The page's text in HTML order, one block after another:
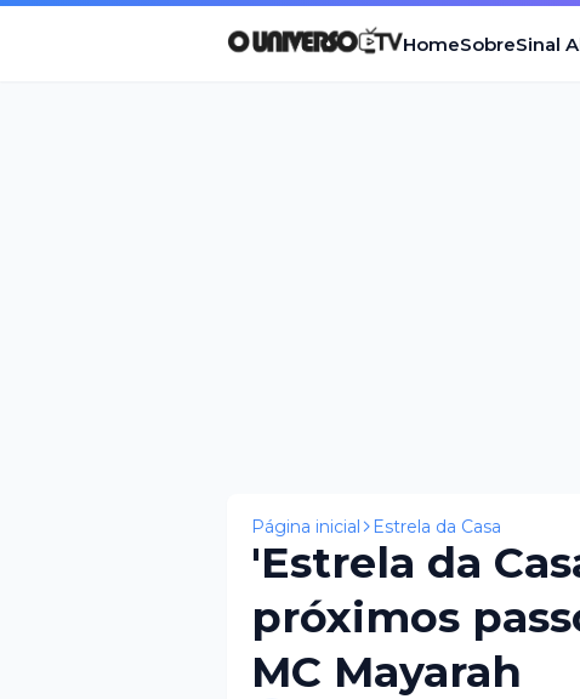
HomeSobreSinal
Página inicial Estrela da Casa
'Estrela da
próximos
MC Mayarah